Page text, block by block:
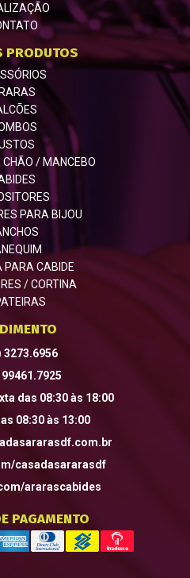
PRODUTOS
CHÃO / MANCEBO
PARA BIJOU
PARA CABIDE
/ CORTINA
3273.6956
das 08:30 às 18:00
08:30 às 13:00
casadasararasdf
ararascabides
PAGAMENTO